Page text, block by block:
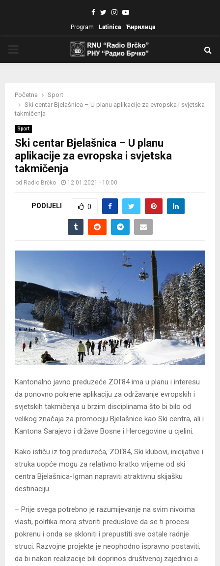
Facebook
TwitterInstagram
Youtube
Program Latinica Ћирилица
Početna
Sport
Ski centar Bjelašnica – U planu aplikacije za evropska i svjetska
takmičenja
Sport
Ski centar Bjelašnica – U planu
aplikacije za evropska i svjetska
takmičenja
od Radio Brčko 12.01.2021 - 10:00
PODIJELI 0
Kantonalno javno preduzeće ZOI'84 ima u planu i interesu
da ponovno pokrene aplikaciju za održavanje evropskih i
svjetskih takmičenja u brzim disciplinama što bi bilo od
velikog značaja za promociju Bjelašnice kao Ski centra, ali i
Kantona Sarajevo i države Bosne i Hercegovine u cjelini.
Kako ističu iz tog preduzeća, ZOI‘84, Ski klubovi, inicijative i
struka uopće mogu za relativno kratko vrijeme od ski
centra Bjelašnica-Igman napraviti atraktivnu skijašku
destinaciju.
– Prije svega potrebno je razumijevanje na svim nivoima
vlasti, politika mora stvoriti preduslove da se ti procesi
pokrenu i onda se skloniti i prepustiti sve ostale radnje
struci. Razvojne projekte je neophodno ispravno postaviti,
da bi nakon realizacije bili doprinos društvenoj zajednici a